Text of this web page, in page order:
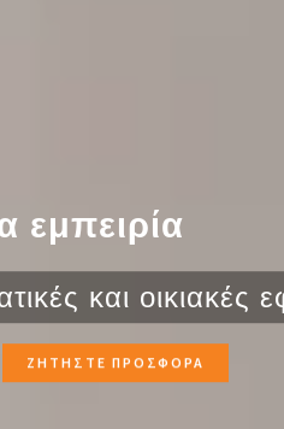
εμπειρία
και
ΖΗΤΗΣΤΕ ΠΡΟΣΦΟΡΑ